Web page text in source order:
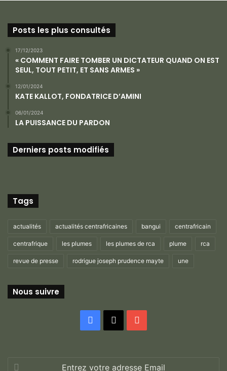
Posts les plus consultés
17/12/2023
« COMMENT FAIRE TOMBER UN DICTATEUR QUAND ON EST
SEUL, TOUT PETIT, ET SANS ARMES »
12/01/2024
KATE KALLOT, FONDATRICE D’AMINI
06/01/2024
LA PUISSANCE DU PARDON
Derniers posts modifiés
Tags
actualités actualités centrafricaines bangui centrafricain
centrafrique les plumes les plumes de rca plume rca
revue de presse rodrigue joseph prudence mayte une
Nous suivre
Facebook